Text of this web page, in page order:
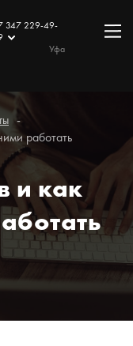
347 229-49-
Уфа
работать
и как